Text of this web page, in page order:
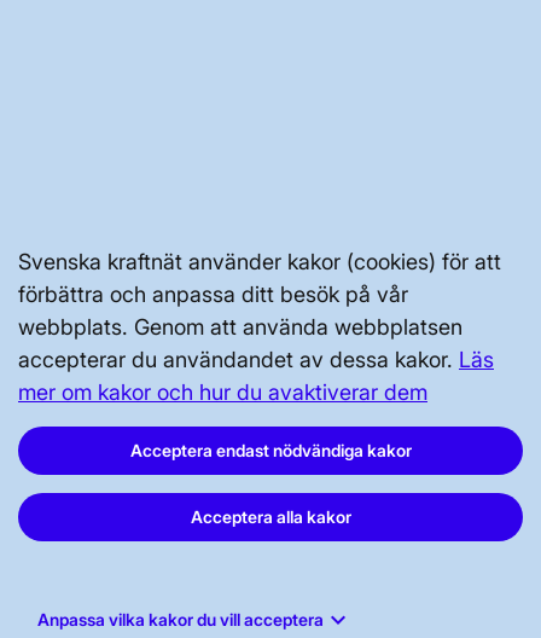
Svenska kraftnät använder kakor (cookies) för att
förbättra och anpassa ditt besök på vår
webbplats. Genom att använda webbplatsen
accepterar du användandet av dessa kakor. Läs
mer om kakor och hur du avaktiverar dem
Acceptera endast nödvändiga kakor
Acceptera alla kakor
Anpassa vilka kakor du vill acceptera keyboard_arrow_down
Svenska kraftnät, Box 1200, 172 24
Tel: 010-475 80 00
Tillgänglighetsredogörelse